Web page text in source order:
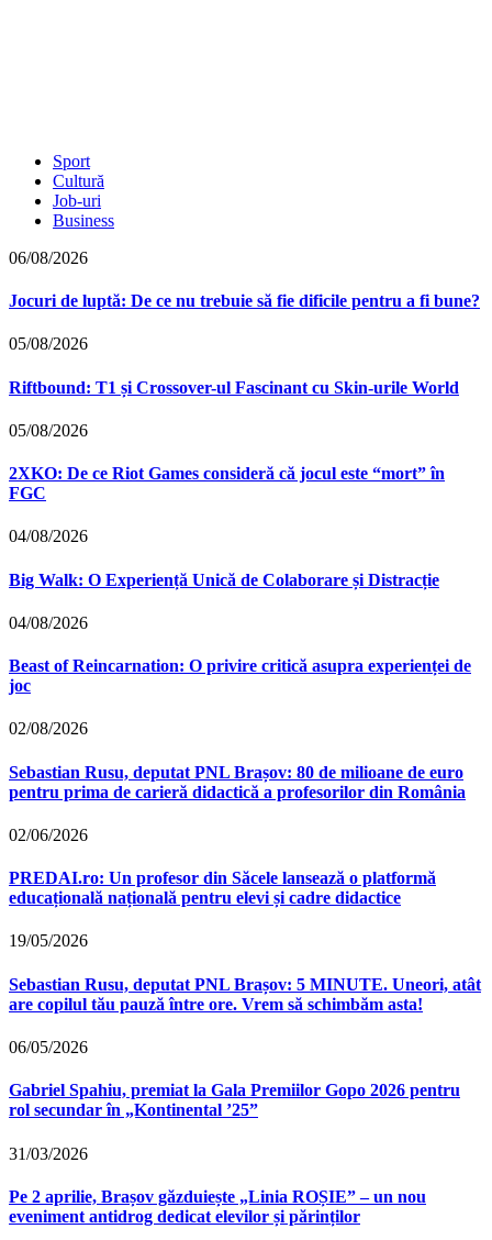
Sport
Cultură
Job-uri
Business
06/08/2026
Jocuri de luptă: De ce nu trebuie să fie dificile pentru a fi bune?
05/08/2026
Riftbound: T1 și Crossover-ul Fascinant cu Skin-urile World
05/08/2026
2XKO: De ce Riot Games consideră că jocul este “mort” în
FGC
04/08/2026
Big Walk: O Experiență Unică de Colaborare și Distracție
04/08/2026
Beast of Reincarnation: O privire critică asupra experienței de
joc
02/08/2026
Sebastian Rusu, deputat PNL Brașov: 80 de milioane de euro
pentru prima de carieră didactică a profesorilor din România
02/06/2026
PREDAI.ro: Un profesor din Săcele lansează o platformă
educațională națională pentru elevi și cadre didactice
19/05/2026
Sebastian Rusu, deputat PNL Brașov: 5 MINUTE. Uneori, atât
are copilul tău pauză între ore. Vrem să schimbăm asta!
06/05/2026
Gabriel Spahiu, premiat la Gala Premiilor Gopo 2026 pentru
rol secundar în „Kontinental ’25”
31/03/2026
Pe 2 aprilie, Brașov găzduiește „Linia ROȘIE” – un nou
eveniment antidrog dedicat elevilor și părinților